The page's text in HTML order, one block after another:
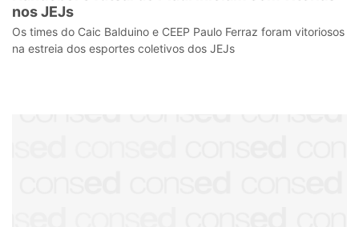
nos JEJs
Os times do Caic Balduino e CEEP Paulo Ferraz foram vitoriosos
na estreia dos esportes coletivos dos JEJs